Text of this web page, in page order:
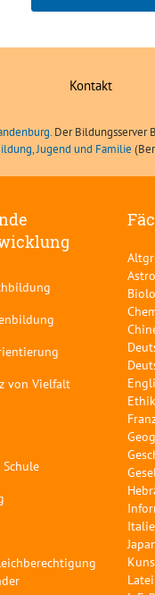
Boris Angerer,
Kontakt
Der Bildungsserver
Jugend und Familie
von Vielfalt
Ethik